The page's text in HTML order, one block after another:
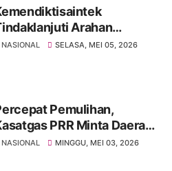
Arahan
Kampus Diminta
NASIONAL SELASA, MEI 05, 2026
Pemulihan,
PRR Minta Daerah
Bentuk Satgas
NASIONAL MINGGU, MEI 03, 2026